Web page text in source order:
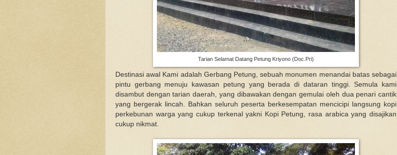
Tarian Selamat Datang Petung Kriyono (Doc.Pri)
Destinasi awal Kami adalah Gerbang Petung, sebuah monumen menandai batas sebagai
pintu gerbang menuju kawasan petung yang berada di dataran tinggi. Semula kami
disambut dengan tarian daerah, yang dibawakan dengan gemulai oleh dua penari cantik
yang bergerak lincah. Bahkan seluruh peserta berkesempatan mencicipi langsung kopi
perkebunan warga yang cukup terkenal yakni Kopi Petung, rasa arabica yang disajikan
cukup nikmat.